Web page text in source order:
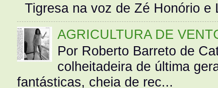
Tigresa na voz de Zé Honório
AGRICULTURA DE
Por Roberto Barreto de
colheitadeira de última
fantásticas, cheia de rec...